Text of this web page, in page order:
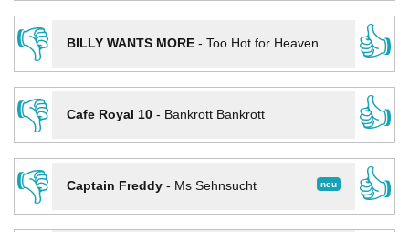
👎
BILLY WANTS MORE- Too Hot for Heaven
👍
👎
Cafe Royal 10- Bankrott Bankrott
👍
👎
neu
Captain Freddy- Ms Sehnsucht
👍